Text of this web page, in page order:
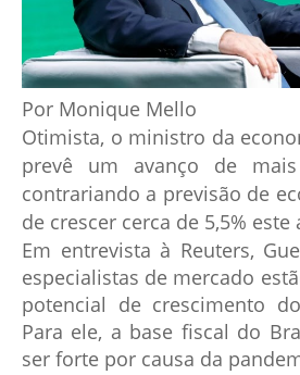
Por Monique Mello
Otimista, o ministro da
prevê um avanço de
contrariando a previsão de
de crescer cerca de 5,5% este
Em entrevista à Reuters,
especialistas de mercado
potencial de crescimento
Para ele, a base fiscal do
ser forte por causa da